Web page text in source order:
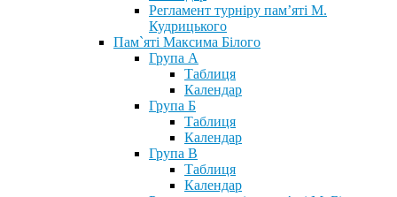
Регламент турніру пам’яті М.
Кудрицького
Пам`яті Максима Білого
Група А
Таблиця
Календар
Група Б
Таблиця
Календар
Група В
Таблиця
Календар